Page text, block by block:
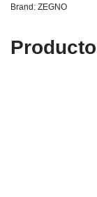
Brand: ZEGNO